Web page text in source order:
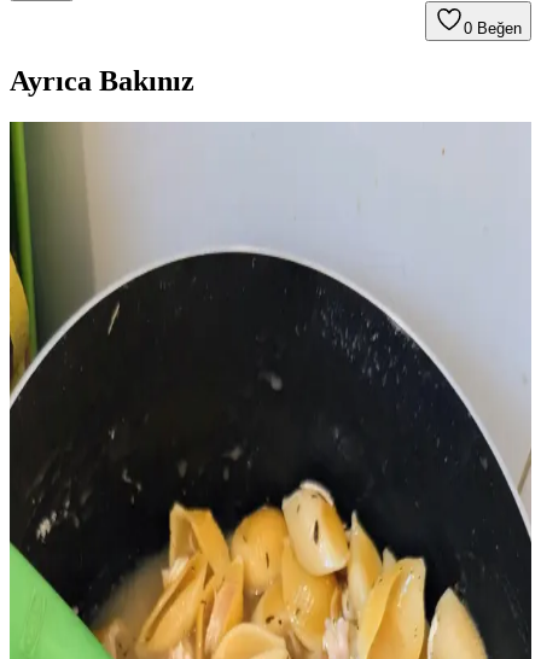
0 Beğen
Ayrıca Bakınız
Kavrulmuş Tavuk Karkasının Stok İçin
stokların doğal lezzet ve besin değerini artırır. Kemik ve
kıkırdakların kolajen açısından önemi ve saklama yöntemleri
detaylıca ele alınır.
Toplu Alımla Rotisserie Tavuk ve Stok Yapımı:
Ekonomik, Pratik ve Lezzetli Yöntemler
Rotisserie tavukların toplu alımı, vakumlu paketleme ve stok yapımı
yöntemleriyle ekonomik ve pratik saklama çözümleri sunar. Artıkları
değerlendirmek ve gıda israfını azaltmak mümkündür.
Marketlerde Corned Beef İndirimi ve Fırsatları:
Stok, Fiyat ve Kullanım Rehberi
Corned beef, St. Patrick's Day sonrası marketlerde indirimle satılır.
Fiyat ve stok farklılıkları, kullanım alanları ve indirim taktikleri
detaylıca incelenir. Doğru zamanlama ve market seçimi önemlidir.